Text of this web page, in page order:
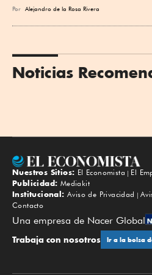
Por Alejandro de la Rosa Rivera
Noticias
Nuestros Sitios: El Economista El
Publicidad: Mediakit
Institucional: Aviso de Privacidad
Contacto
Una empresa de Nacer Global
Trabaja con nosotros Ir a la bolsa